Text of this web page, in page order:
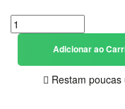
Contabilidade
Gastronomia
Adicionar ao
Restam